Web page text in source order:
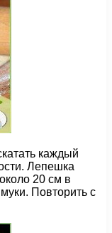
каждый
Лепешка
20 см в
Повторить с